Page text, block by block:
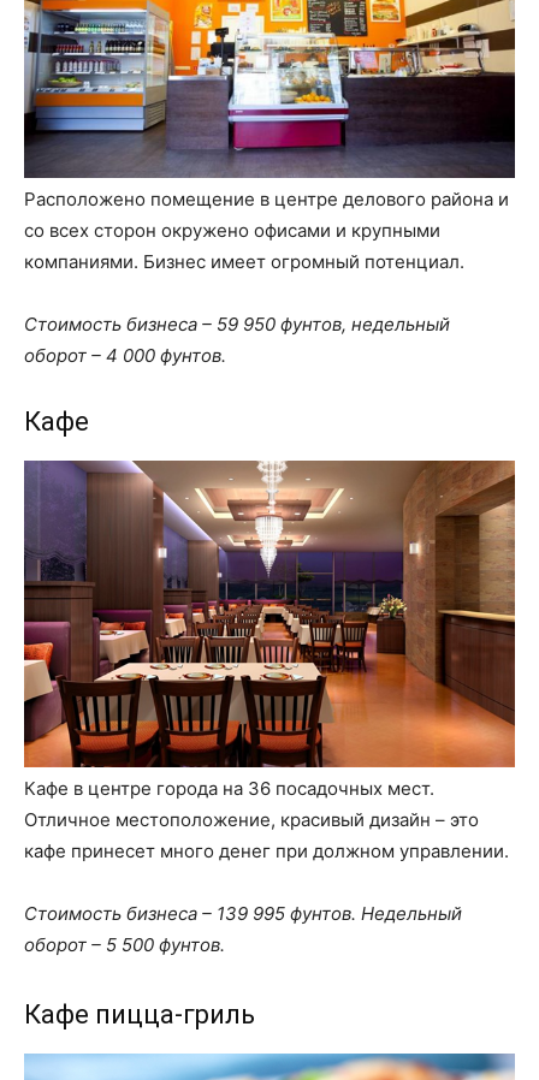
Расположено помещение в центре делового района и
со всех сторон окружено офисами и крупными
компаниями. Бизнес имеет огромный потенциал.
Стоимость бизнеса – 59 950 фунтов, недельный
оборот – 4 000 фунтов.
Кафе
Кафе в центре города на 36 посадочных мест.
Отличное местоположение, красивый дизайн – это
кафе принесет много денег при должном управлении.
Стоимость бизнеса – 139 995 фунтов. Недельный
оборот – 5 500 фунтов.
Кафе пицца-гриль